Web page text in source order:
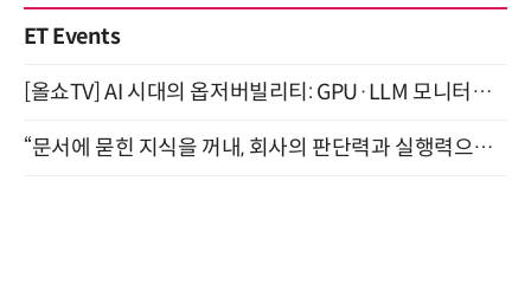
ET Events
[올쇼TV] AI 시대의 옵저버빌리티: GPU·LLM 모니터링부터 AI 기반 장애 대응까지 (8/11 생방송)
“문서에 묻힌 지식을 꺼내, 회사의 판단력과 실행력으로 바꾸다” (8/20)